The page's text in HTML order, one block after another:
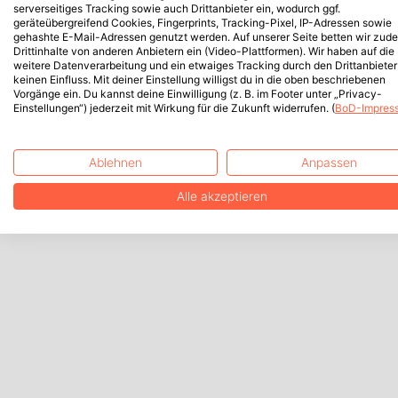
serverseitiges Tracking sowie auch Drittanbieter ein, wodurch ggf.
geräteübergreifend Cookies, Fingerprints, Tracking-Pixel, IP-Adressen sowie
gehashte E-Mail-Adressen genutzt werden. Auf unserer Seite betten wir
Drittinhalte von anderen Anbietern ein (Video-Plattformen). Wir haben auf die
weitere Datenverarbeitung und ein etwaiges Tracking durch den Drittanbieter
keinen Einfluss. Mit deiner Einstellung willigst du in die oben beschriebenen
Vorgänge ein. Du kannst deine Einwilligung (z. B. im Footer unter „Privacy-
Einstellungen“) jederzeit mit Wirkung für die Zukunft widerrufen. (BoD-
Ablehnen Anpassen
Alle akzeptieren